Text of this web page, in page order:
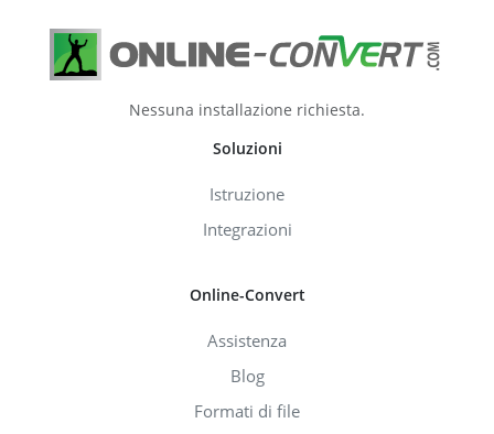
Nessuna installazione richiesta.
Soluzioni
Istruzione
Integrazioni
Online-Convert
Assistenza
Blog
Formati di file